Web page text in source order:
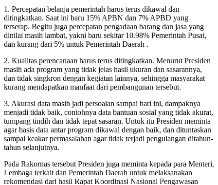
1. Percepatan belanja pemerintah harus terus dikawal dan
ditingkatkan. Saat ini baru 15% APBN dan 7% APBD yang
terserap. Begitu juga percepatan pengadaan barang dan jasa yang
dinilai masih lambat, yakni baru sekitar 10.98% Pemerintah Pusat,
dan kurang dari 5% untuk Pemerintah Daerah .
2. Kualitas perencanaan harus terus ditingkatkan. Menurut Presiden
masih ada program yang tidak jelas hasil ukuran dan sasarannya,
dan tidak singkron dengan kegiatan lainnya, sehingga masyarakat
kurang mendapatkan manfaat dari pembangunan tersebut.
3. Akurasi data masih jadi persoalan sampai hari ini, dampaknya
menjadi tidak baik, contohnya data bantuan sosial yang tidak akurat,
tumpang tindih dan tidak tepat sasaran. Untuk itu Presiden meminta
agar basis data antar program dikawal dengan baik, dan dituntaskan
sampai keakar permasalahan agar tidak terjadi pengulangan ditahun-
tahun selanjutnya.
Pada Rakornas tersebut Presiden juga meminta kepada para Menteri,
Lembaga terkait dan Pemerintah Daerah untuk melaksanakan
rekomendasi dari hasil Rapat Koordinasi Nasional Pengawasan